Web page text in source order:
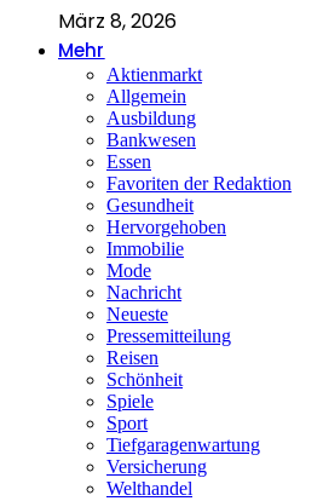
März 8, 2026
Mehr
Aktienmarkt
Allgemein
Ausbildung
Bankwesen
Essen
Favoriten der Redaktion
Gesundheit
Hervorgehoben
Immobilie
Mode
Nachricht
Neueste
Pressemitteilung
Reisen
Schönheit
Spiele
Sport
Tiefgaragenwartung
Versicherung
Welthandel